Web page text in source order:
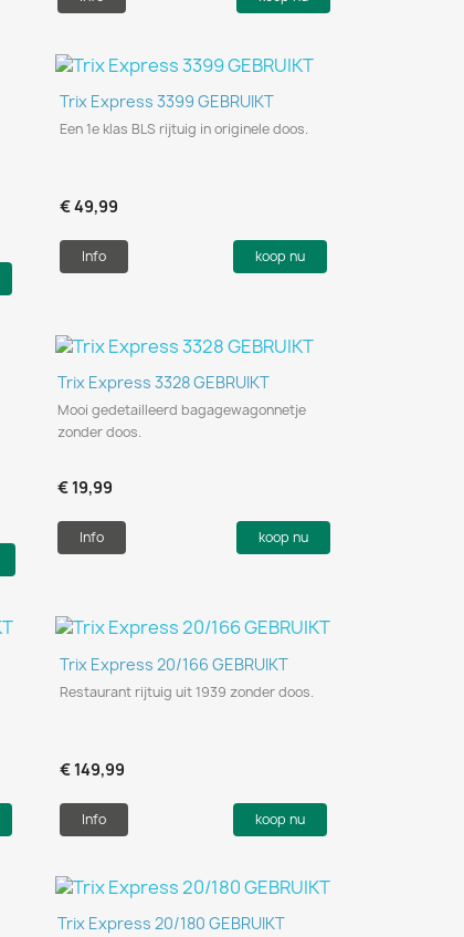
Snel bekijken
Trix Express 3399 GEBRUIKT
Een 1e klas BLS rijtuig in originele doos.
€ 49,99
Info koop nu
Snel bekijken
Trix Express 3328 GEBRUIKT
Mooi gedetailleerd bagagewagonnetje
zonder doos.
€ 19,99
Info koop nu
Snel bekijken
Trix Express 20/166 GEBRUIKT
Restaurant rijtuig uit 1939 zonder doos.
€ 149,99
Info koop nu
Snel bekijken
Trix Express 20/180 GEBRUIKT